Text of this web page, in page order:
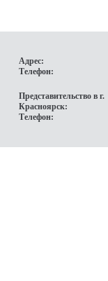
Адрес:
Телефон:
Представительство в г.
Красноярск:
Телефон: